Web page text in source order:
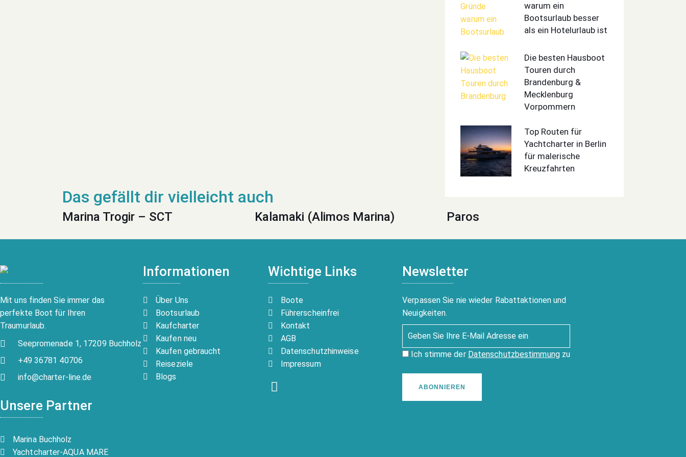
warum ein
Bootsurlaub besser
als ein Hotelurlaub ist
Die besten Hausboot
Touren durch
Brandenburg &
Mecklenburg
Vorpommern
Top Routen für
Yachtcharter in Berlin
für malerische
Kreuzfahrten
Marina Trogir – SCT Kalamaki (Alimos Marina) Paros
Mit uns finden Sie immer das
perfekte Boot für Ihren
Traumurlaub.
Seepromenade 1, 17209 Buchholz
+49 36781 40706
info@charter-line.de
Unsere Partner
Marina Buchholz
Yachtcharter-AQUA MARE
Informationen
Über Uns
Bootsurlaub
Kaufcharter
Kaufen neu
Kaufen gebraucht
Reiseziele
Blogs
Wichtige Links
Boote
Führerscheinfrei
Kontakt
AGB
Datenschutzhinweise
Impressum
Newsletter
Verpassen Sie nie wieder Rabattaktionen und
Neuigkeiten.
Ich stimme der Datenschutzbestimmungzu
ABONNIEREN